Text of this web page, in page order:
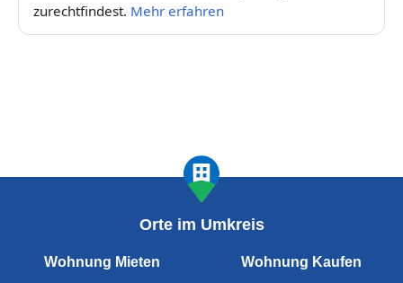
zurechtfindest. Mehr erfahren
Orte im Umkreis
Wohnung Mieten Wohnung Kaufen